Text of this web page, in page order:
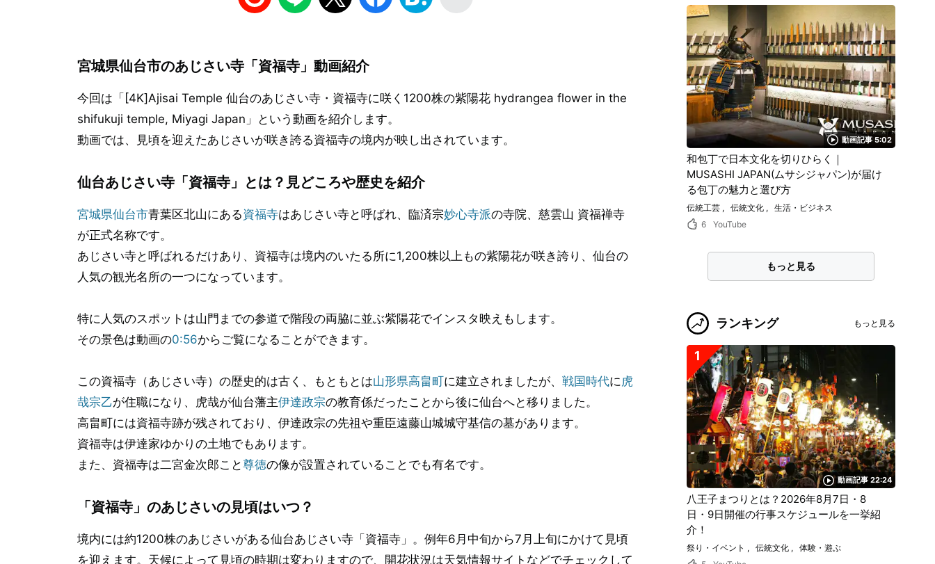
宮城県仙台市のあじさい寺「資福寺」動画紹介
今回は「[4K]Ajisai Temple 仙台のあじさい寺・資福寺に咲く1200株の紫陽花 hydrangea flower in the
shifukuji temple, Miyagi Japan」という動画を紹介します。
動画では、見頃を迎えたあじさいが咲き誇る資福寺の境内が映し出されています。
仙台あじさい寺「資福寺」とは？見どころや歴史を紹介
宮城県仙台市青葉区北山にある資福寺はあじさい寺と呼ばれ、臨済宗妙心寺派の寺院、慈雲山 資福禅寺
が正式名称です。
あじさい寺と呼ばれるだけあり、資福寺は境内のいたる所に1,200株以上もの紫陽花が咲き誇り、仙台の
人気の観光名所の一つになっています。
特に人気のスポットは山門までの参道で階段の両脇に並ぶ紫陽花でインスタ映えもします。
その景色は動画の0:56からご覧になることができます。
この資福寺（あじさい寺）の歴史的は古く、もともとは山形県高畠町に建立されましたが、 戦国時代に虎
哉宗乙が住職になり、虎哉が仙台藩主伊達政宗の教育係だったことから後に仙台へと移りました。
高畠町には資福寺跡が残されており、伊達政宗の先祖や重臣遠藤山城城守基信の墓があります。
資福寺は伊達家ゆかりの土地でもあります。
また、資福寺は二宮金次郎こと尊徳の像が設置されていることでも有名です。
「資福寺」のあじさいの見頃はいつ？
境内には約1200株のあじさいがある仙台あじさい寺「資福寺」。例年6月中旬から7月上旬にかけて見頃
を迎えます。天候によって見頃の時期は変わりますので、開花状況は天気情報サイトなどでチェックして
動画記事 5:02
和包丁で日本文化を切りひらく｜
MUSASHI JAPAN(ムサシジャパン)が届け
る包丁の魅力と選び方
伝統工芸 伝統文化
生活・ビジネス
6
YouTube
もっと見る
ランキング もっと見る
動画記事 22:24
1
八王子まつりとは？2026年8月7日・8
日・9日開催の行事スケジュールを一挙紹
介！
祭り・イベント 伝統文化
体験・遊ぶ